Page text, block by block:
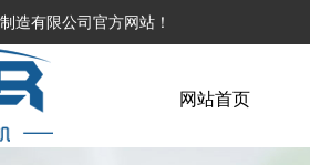
造有限公司官方网站！
网站首页